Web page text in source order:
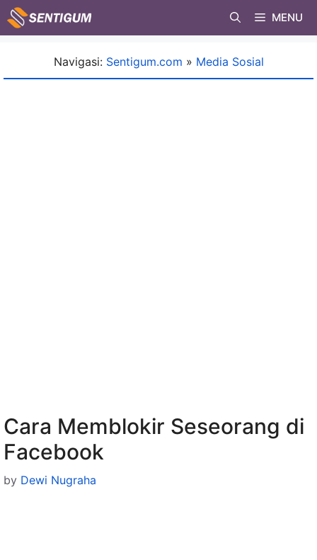
Skip
to
MENU
Navigasi: Sentigum.com » Media Sosial
Cara Memblokir Seseorang di
Facebook
by Dewi Nugraha